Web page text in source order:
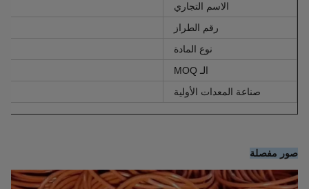
الاسم التجاري
رقم الطراز
نوع المادة
الـ MOQ
صناعة المعدات الأولية
صور مفصلة